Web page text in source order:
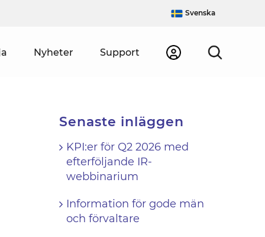
Svenska
Nyheter Support
Senaste inläggen
KPI:er för Q2 2026 med
efterföljande IR-
webbinarium
Information för gode män
och förvaltare